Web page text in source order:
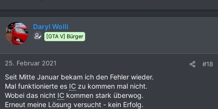
Daryl Wolli
[GTA V] Bürger
25. Februar 2021 #18
Seit Mitte Januar bekam ich den Fehler wieder.
Mal funktionierte es IC zu kommen mal nicht.
Wobei das nicht IC kommen stark überwog.
Erneut meine Lösung versucht - kein Erfolg.